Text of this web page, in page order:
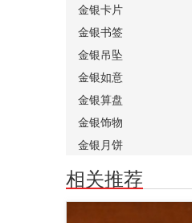
金银卡片
金银书签
金银吊坠
金银如意
金银算盘
金银饰物
金银月饼
相关推荐